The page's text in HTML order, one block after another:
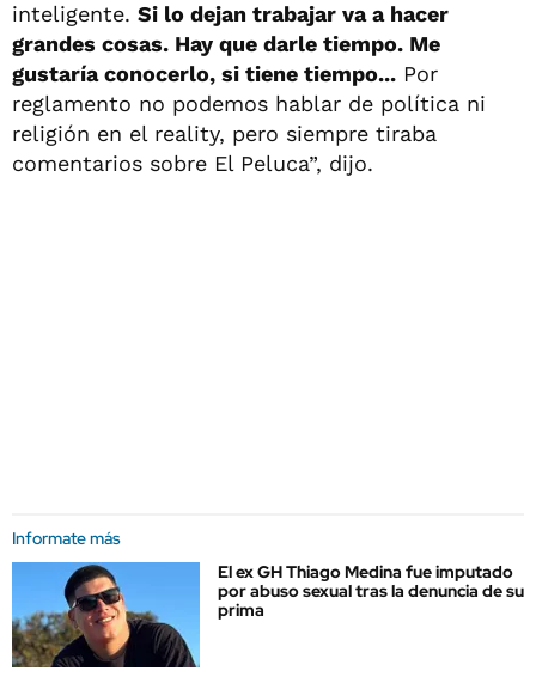
inteligente. Si lo dejan trabajar va a hacer
grandes cosas. Hay que darle tiempo. Me
gustaría conocerlo, si tiene tiempo... Por
reglamento no podemos hablar de política ni
religión en el reality, pero siempre tiraba
comentarios sobre El Peluca”, dijo.
Informate más
El ex GH Thiago Medina fue imputado
por abuso sexual tras la denuncia de su
prima